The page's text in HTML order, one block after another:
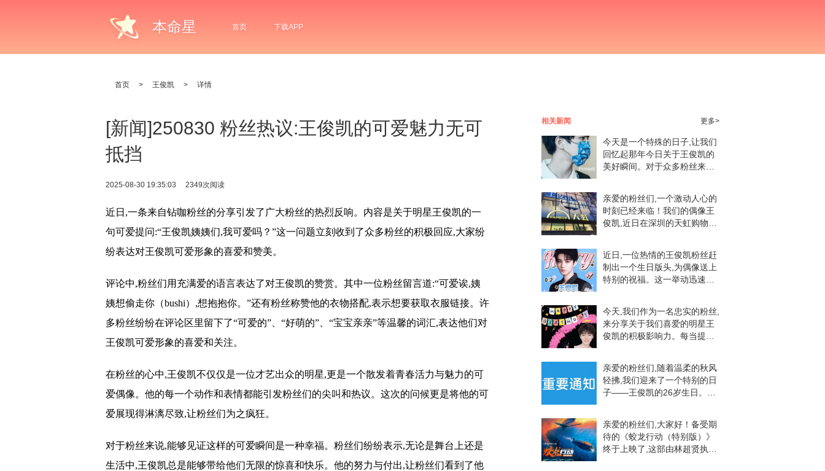
本命星 首页 下载APP
首页 > 王俊凯 > 详情
[新闻]250830 粉丝热议:王俊凯的可爱魅力无可
抵挡
2025-08-30 19:35:03 2349次阅读
近日,一条来自钻咖粉丝的分享引发了广大粉丝的热烈反响。内容是关于明星王俊凯的一
句可爱提问:“王俊凯姨姨们,我可爱吗？”这一问题立刻收到了众多粉丝的积极回应,大家纷
纷表达对王俊凯可爱形象的喜爱和赞美。
评论中,粉丝们用充满爱的语言表达了对王俊凯的赞赏。其中一位粉丝留言道:“可爱诶,姨
姨想偷走你（bushi）,想抱抱你。”还有粉丝称赞他的衣物搭配,表示想要获取衣服链接。许
多粉丝纷纷在评论区里留下了“可爱的”、“好萌的”、“宝宝亲亲”等温馨的词汇,表达他们对
王俊凯可爱形象的喜爱和关注。
在粉丝的心中,王俊凯不仅仅是一位才艺出众的明星,更是一个散发着青春活力与魅力的可
爱偶像。他的每一个动作和表情都能引发粉丝们的尖叫和热议。这次的问候更是将他的可
爱展现得淋漓尽致,让粉丝们为之疯狂。
对于粉丝来说,能够见证这样的可爱瞬间是一种幸福。粉丝们纷纷表示,无论是舞台上还是
生活中,王俊凯总是能够带给他们无限的惊喜和快乐。他的努力与付出,让粉丝们看到了他
相关新闻 更多>
今天是一个特殊的日子,让我们
回忆起那年今日关于王俊凯的
美好瞬间。对于众多粉丝来说,
记得那个9月9日吗？那是我们
共同见证的一个特殊
亲爱的粉丝们,一个激动人心的
时刻已经来临！我们的偶像王
俊凯,近日在深圳的天虹购物中
了我们的心田,让我们共同期待
美好的未来。那天,
近日,一位热情的王俊凯粉丝赶
制出一个生日版头,为偶像送上
特别的祝福。这一举动迅速吸
和支持。这位粉丝发布的生日
版头设计独特,充满
今天,我们作为一名忠实的粉丝,
来分享关于我们喜爱的明星王
俊凯的积极影响力。每当提及
意。他不仅是一位杰出的艺人,
更是一个积极向上的
亲爱的粉丝们,随着温柔的秋风
轻拂,我们迎来了一个特别的日
子——王俊凯的26岁生日。为
动,让我们一起为王俊凯送上最
美好的祝福。自
亲爱的粉丝们,大家好！备受期
待的《蛟龙行动（特别版）》
终于上映了,这部由林超贤执导,